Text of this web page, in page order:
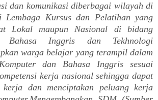
dan komunikasi diberbagai wilayah di
Lembaga Kursus dan Pelatihan yang
Lokal maupun Nasional di bidang
Bahasa Inggris dan Tekhnologi
warga belajar yang terampil dalam
dan Bahasa Inggris sesuai
kerja nasional sehingga dapat
kerja dan menciptakan peluang kerja